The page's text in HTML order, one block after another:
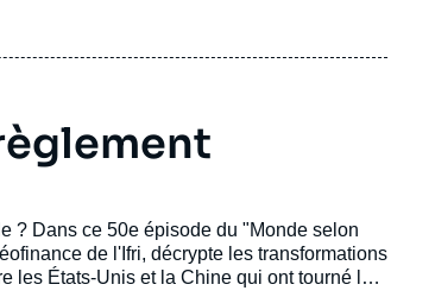
? Dans ce 50e épisode du "Monde selon
de l'Ifri, décrypte les transformations
les États-Unis et la Chine qui ont tourné le